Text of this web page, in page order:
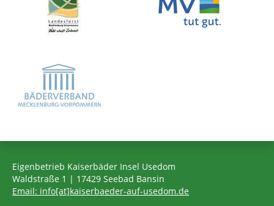
Eigenbetrieb Kaiserbäder Insel Usedom
Waldstraße 1 | 17429 Seebad Bansin
Email: info[at]kaiserbaeder-auf-usedom.de